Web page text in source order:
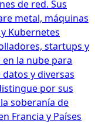
de red. Sus
metal, máquinas
Kubernetes
startups y
la nube para
y diversas
por sus
soberanía de
Francia y Países